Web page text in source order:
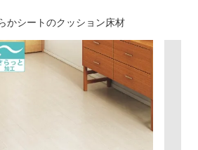
かシートのクッション床材